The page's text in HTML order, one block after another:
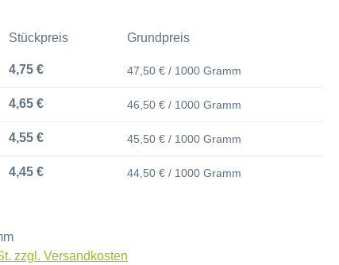
Stückpreis Grundpreis
4,75 € 47,50 € / 1000 Gramm
4,65 € 46,50 € / 1000 Gramm
4,55 € 45,50 € / 1000 Gramm
4,45 € 44,50 € / 1000 Gramm
zzgl. Versandkosten